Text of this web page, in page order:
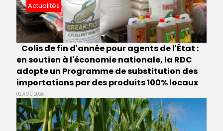
Actualités
Colis de fin d'année pour agents de l'État :
en soutien à l'économie nationale, la RDC
adopte un Programme de substitution des
importations par des produits 100% locaux
02 AOÛ 2026